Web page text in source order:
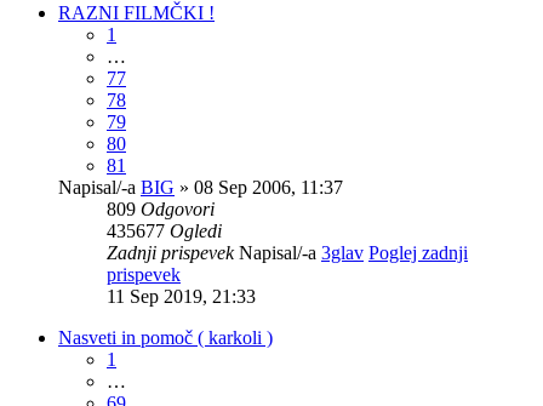
RAZNI FILMČKI !
1
…
77
78
79
80
81
Napisal/-a BIG » 08 Sep 2006, 11:37
809 Odgovori
435677 Ogledi
Zadnji prispevekNapisal/-a 3glav Poglej zadnji
prispevek
11 Sep 2019, 21:33
Nasveti in pomoč ( karkoli )
1
…